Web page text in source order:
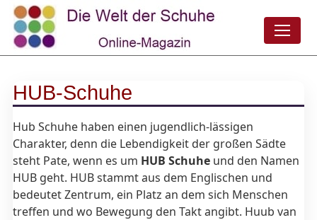
HUB-Schuhe
Hub Schuhe haben einen jugendlich-lässigen
Charakter, denn die Lebendigkeit der großen Sädte
steht Pate, wenn es um HUB Schuhe und den Namen
HUB geht. HUB stammt aus dem Englischen und
bedeutet Zentrum, ein Platz an dem sich Menschen
treffen und wo Bewegung den Takt angibt. Huub van